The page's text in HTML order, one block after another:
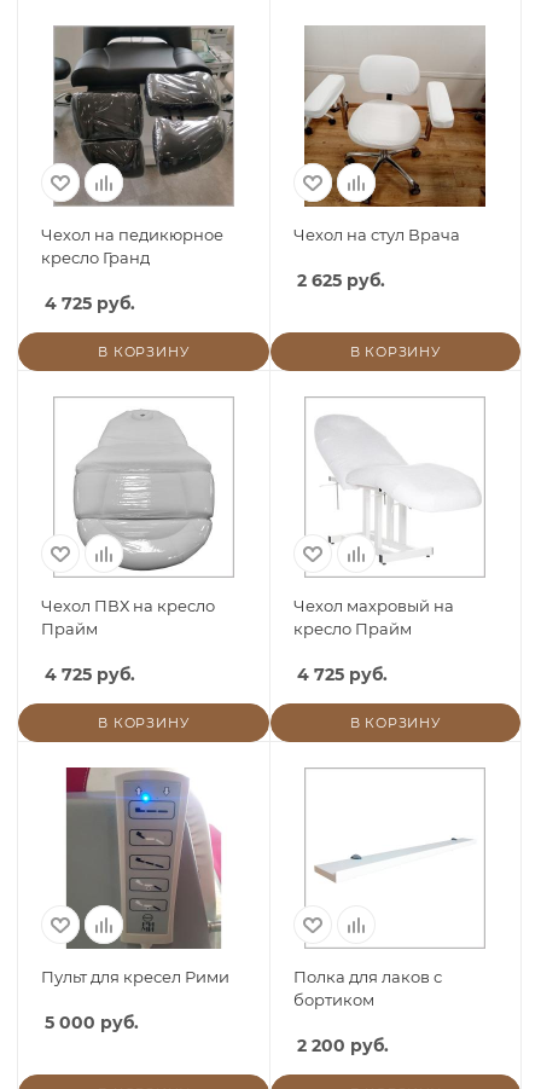
Чехол на педикюрное
кресло Гранд
4 725 руб.
В КОРЗИНУ
Чехол на стул Врача
2 625 руб.
В КОРЗИНУ
Чехол ПВХ на кресло
Прайм
4 725 руб.
В КОРЗИНУ
Чехол махровый на
кресло Прайм
4 725 руб.
В КОРЗИНУ
Пульт для кресел Рими
5 000 руб.
Полка для лаков с
бортиком
2 200 руб.